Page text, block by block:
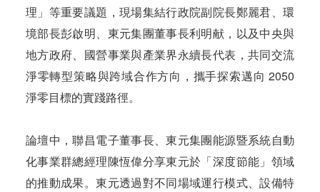
理」等重要議題，現場集結行政院副院長鄭麗君、環
境部長彭啟明、東元集團董事長利明献，以及中央與
地方政府、國營事業與產業界永續長代表，共同交流
淨零轉型策略與跨域合作方向，攜手探索邁向 2050
淨零目標的實踐路徑。
論壇中，聯昌電子董事長、東元集團能源暨系統自動
化事業群總經理陳恆偉分享東元於「深度節能」領域
的推動成果。東元透過對不同場域運行模式、設備特